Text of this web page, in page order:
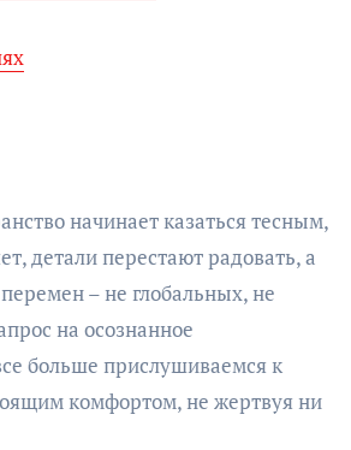
начинает казаться тесным,
детали перестают радовать, а
– не глобальных, не
на осознанное
больше прислушиваемся к
комфортом, не жертвуя ни